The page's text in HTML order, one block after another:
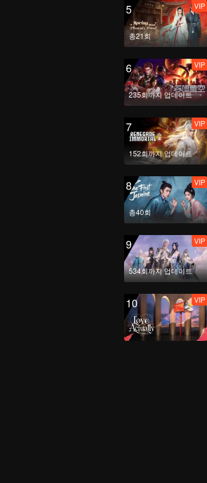
5
총21회
VIP
6
235회까지 업데이트
VIP
7
152회까지 업데이트
VIP
8
총40회
VIP
9
534회까지 업데이트
VIP
10 VIP